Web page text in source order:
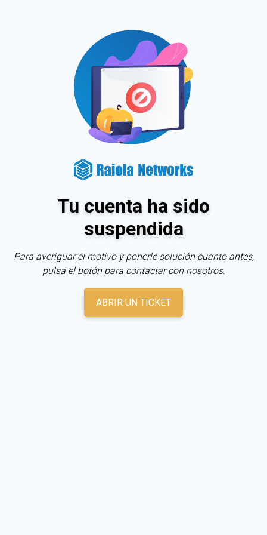
Tu cuenta ha sido
suspendida
Para averiguar el motivo y ponerle solución cuanto antes,
pulsa el botón para contactar con nosotros.
ABRIR UN TICKET